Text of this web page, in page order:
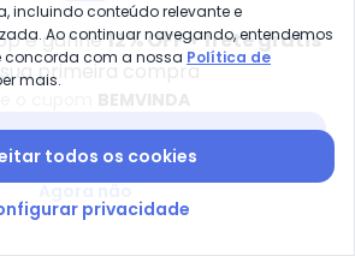
Vizzano - Sandália Vizzano
Sandália Comfortflex
COMFORTFLEX
R$ 119,99
e ganhe12% OFF + frete grátis
primeira compra
incluindo conteúdo relevante e
Ao continuar navegando, entendemos
concorda com a nossa Política de
mais.
todos os cookies
privacidade